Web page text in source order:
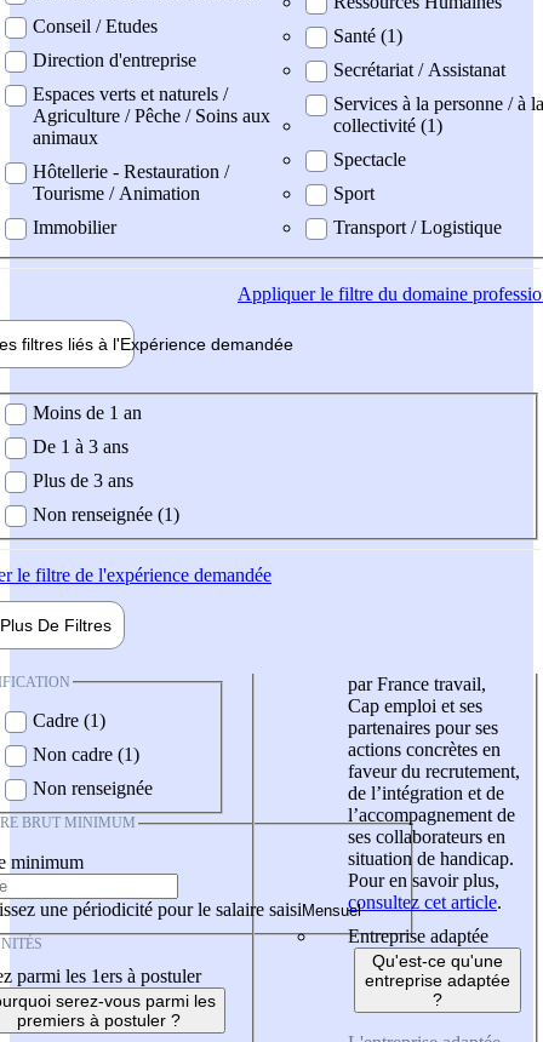
Conseil / Etudes
Direction d'entreprise
Espaces verts et naturels /
Agriculture / Pêche / Soins aux
animaux
Hôtellerie - Restauration /
Tourisme / Animation
Immobilier
Santé (1)
Secrétariat / Assistanat
Services à la personne / à la
collectivité (1)
Spectacle
Sport
Transport / Logistique
Appliquerle filtre du domaine
filtres liés à l'Expérience demandée
demandée
Moins de 1 an
De 1 à 3 ans
Plus de 3 ans
Non renseignée (1)
le filtre de l'expérience demandée
Plus De Filtres
Cadre (1)
Non cadre (1)
Non renseignée
BRUT MINIMUM
minimum
une périodicité pour le salaire saisi
parmi les 1ers à postuler
serez-vous parmi les
premiers à postuler ?
par France travail,
Cap emploi et ses
partenaires pour ses
actions concrètes en
faveur du recrutement,
de l’intégration et de
l’accompagnement de
ses collaborateurs en
situation de handicap.
Pour en savoir plus,
consultez cet article.
Entreprise adaptée
Qu'est-ce qu'une
entreprise adaptée
?